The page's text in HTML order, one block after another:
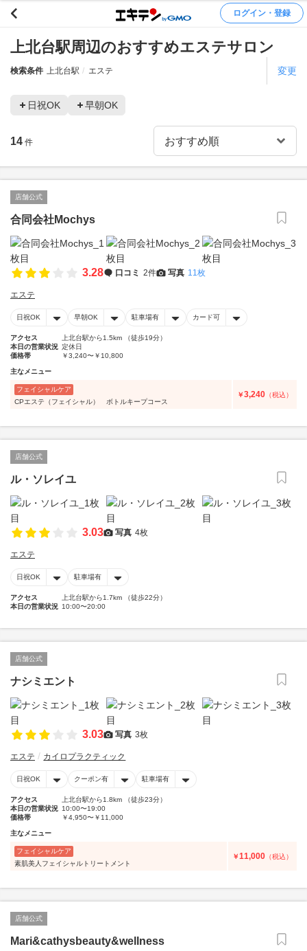
ログイン・登録
上北台駅周辺のおすすめエステサロン
検索条件 上北台駅 エステ 変更
日祝OK 早朝OK
14 件
店舗公式
合同会社Mochys
3.28 口コミ 2件 写真 11枚
エステ
日祝OK 早朝OK 駐車場有 カード可
アクセス
上北台駅から1.5km （徒歩19分）
本日の営業状況 定休日
価格帯
￥3,240〜￥10,800
主なメニュー
フェイシャルケア
CPエステ（フェイシャル） ボトルキープコース
￥3,240 （税込）
店舗公式
ル・ソレイユ
3.03 写真 4枚
エステ
日祝OK 駐車場有
アクセス
上北台駅から1.7km （徒歩22分）
本日の営業状況 10:00〜20:00
店舗公式
ナシミエント
3.03 写真 3枚
エステ カイロプラクティック
日祝OK クーポン有 駐車場有
アクセス
上北台駅から1.8km （徒歩23分）
本日の営業状況 10:00〜19:00
価格帯
￥4,950〜￥11,000
主なメニュー
フェイシャルケア
素肌美人フェイシャルトリートメント
￥11,000 （税込）
店舗公式
Mari&cathysbeauty&wellness